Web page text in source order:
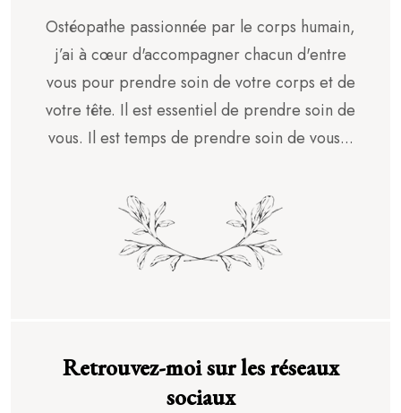
Ostéopathe passionnée par le corps humain,
j’ai à cœur d'accompagner chacun d'entre
vous pour prendre soin de votre corps et de
votre tête. Il est essentiel de prendre soin de
vous. Il est temps de prendre soin de vous...
Retrouvez-moi sur les réseaux
sociaux